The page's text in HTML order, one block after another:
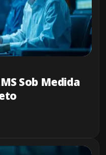
Sob Medida